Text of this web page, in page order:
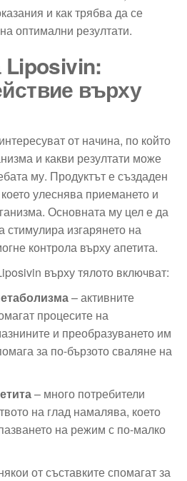
и как трябва да се
оптимални резултати.
Liposivin:
върху
от начина, по който
и какви резултати може
му. Продуктът е създаден
улеснява приемането и
Основната му цел е да
стимулира изгарянето на
контрола върху апетита.
върху тялото включват:
– активните
процесите на
и преобразуването им
за по-бързото сваляне на
– много потребители
на глад намалява, което
на режим с по-малко
от съставките спомагат за